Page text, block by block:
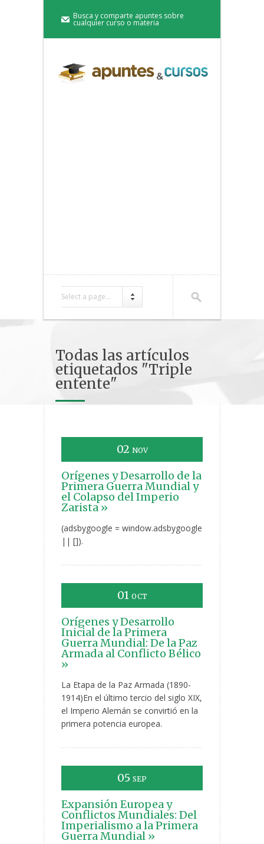
Busca y comparte apuntes sobre
cualquier curso o materia
Select a page...
Todas las artículos
etiquetados "Triple
entente"
02 NOV
Orígenes y Desarrollo de la
Primera Guerra Mundial y
el Colapso del Imperio
Zarista »
(adsbygoogle = window.adsbygoogle
|| []).
01 OCT
Orígenes y Desarrollo
Inicial de la Primera
Guerra Mundial: De la Paz
Armada al Conflicto Bélico
»
La Etapa de la Paz Armada (1890-
1914)En el último tercio del siglo XIX,
el Imperio Alemán se convirtió en la
primera potencia europea.
05 SEP
Expansión Europea y
Conflictos Mundiales: Del
Imperialismo a la Primera
Guerra Mundial »